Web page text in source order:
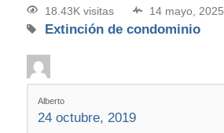
18.43K visitas 14 mayo, 2025
Extinción de condominio
Alberto
24 octubre, 2019